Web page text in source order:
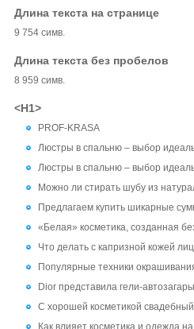
Длина текста на странице
9 754 симв.
Длина текста без пробелов
8 959 симв.
<H1>
PROF-KRASA
Люстры в спальню – выбор
Люстры в спальню – выбор
Можно ли стирать шубу из
Предлагаем купить шикарные
«Белая» косметика, созданная
Что делать с капризной кожей
Популярные техники
Dior представила гели-
С хорошей косметикой
Как влияет косметика и одежда